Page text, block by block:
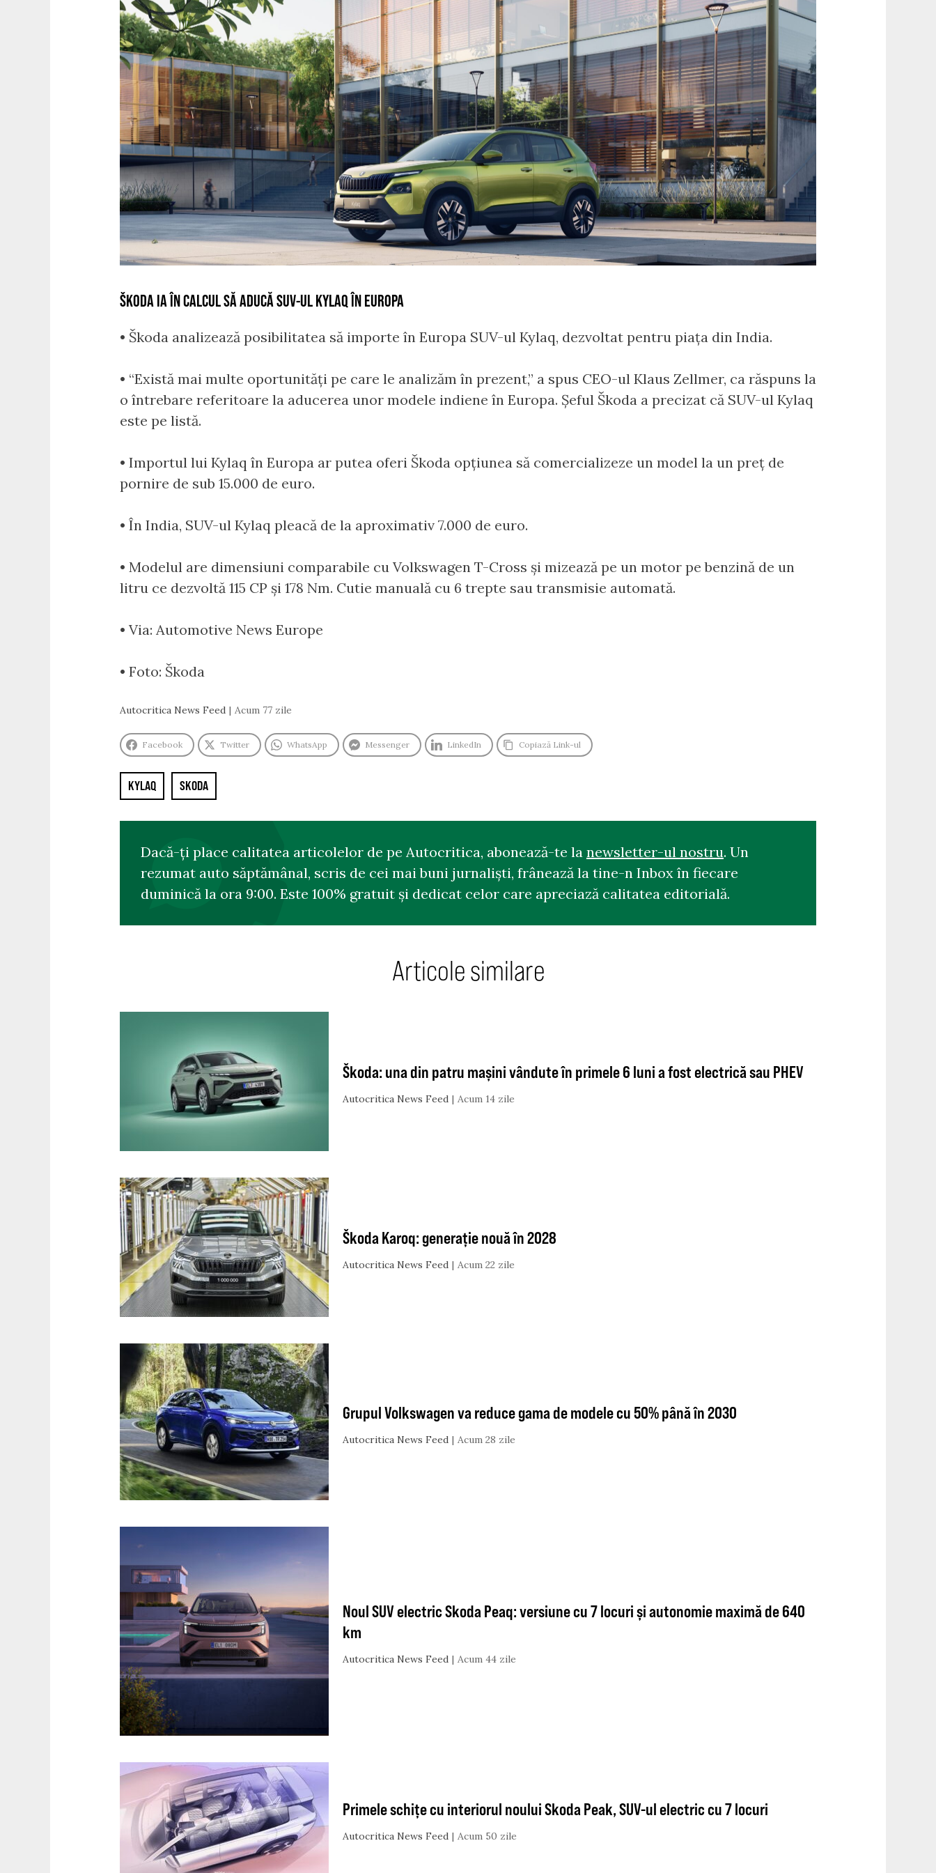
ŠKODA IA ÎN CALCUL SĂ ADUCĂ SUV-UL KYLAQ ÎN EUROPA
• Škoda analizează posibilitatea să importe în Europa SUV-ul Kylaq, dezvoltat pentru piața din India.
• “Există mai multe oportunități pe care le analizăm în prezent,” a spus CEO-ul Klaus Zellmer, ca răspuns la
o întrebare referitoare la aducerea unor modele indiene în Europa. Șeful Škoda a precizat că SUV-ul Kylaq
este pe listă.
• Importul lui Kylaq în Europa ar putea oferi Škoda opțiunea să comercializeze un model la un preț de
pornire de sub 15.000 de euro.
• În India, SUV-ul Kylaq pleacă de la aproximativ 7.000 de euro.
• Modelul are dimensiuni comparabile cu Volkswagen T-Cross și mizează pe un motor pe benzină de un
litru ce dezvoltă 115 CP și 178 Nm. Cutie manuală cu 6 trepte sau transmisie automată.
• Via: Automotive News Europe
• Foto: Škoda
Autocritica News Feed Acum 77 zile
Facebook Twitter WhatsApp Messenger LinkedIn Copiază Link-ul
KYLAQ SKODA
Dacă-ți place calitatea articolelor de pe Autocritica, abonează-te la newsletter-ul nostru. Un
rezumat auto săptămânal, scris de cei mai buni jurnaliști, frânează la tine-n Inbox în fiecare
duminică la ora 9:00. Este 100% gratuit și dedicat celor care apreciază calitatea editorială.
Articole similare
Škoda: una din patru mașini vândute în primele 6 luni a fost electrică sau PHEV
Autocritica News Feed Acum 14 zile
Škoda Karoq: generație nouă în 2028
Autocritica News Feed Acum 22 zile
Grupul Volkswagen va reduce gama de modele cu 50% până în 2030
Autocritica News Feed Acum 28 zile
Noul SUV electric Skoda Peaq: versiune cu 7 locuri și autonomie maximă de 640
km
Autocritica News Feed Acum 44 zile
Primele schițe cu interiorul noului Skoda Peak, SUV-ul electric cu 7 locuri
Autocritica News Feed Acum 50 zile